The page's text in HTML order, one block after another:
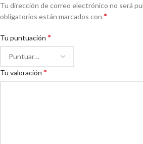
Tu dirección de correo electrónico no será
obligatorios están marcados con *
Tu puntuación *
Tu valoración *